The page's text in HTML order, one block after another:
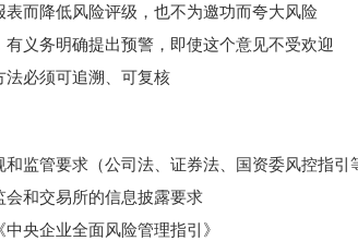
而降低风险评级，也不为邀功而夸大风险
义务明确提出预警，即使这个意见不受欢迎
法必须可追溯、可复核
监管要求（公司法、证券法、国资委风控指引
和交易所的信息披露要求
央企业全面风险管理指引》